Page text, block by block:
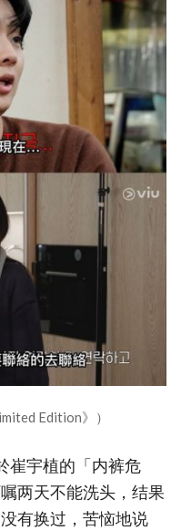
Edition》）
崔宇植的「内裤危
两天不能洗头，结果
有换过，苦恼地说